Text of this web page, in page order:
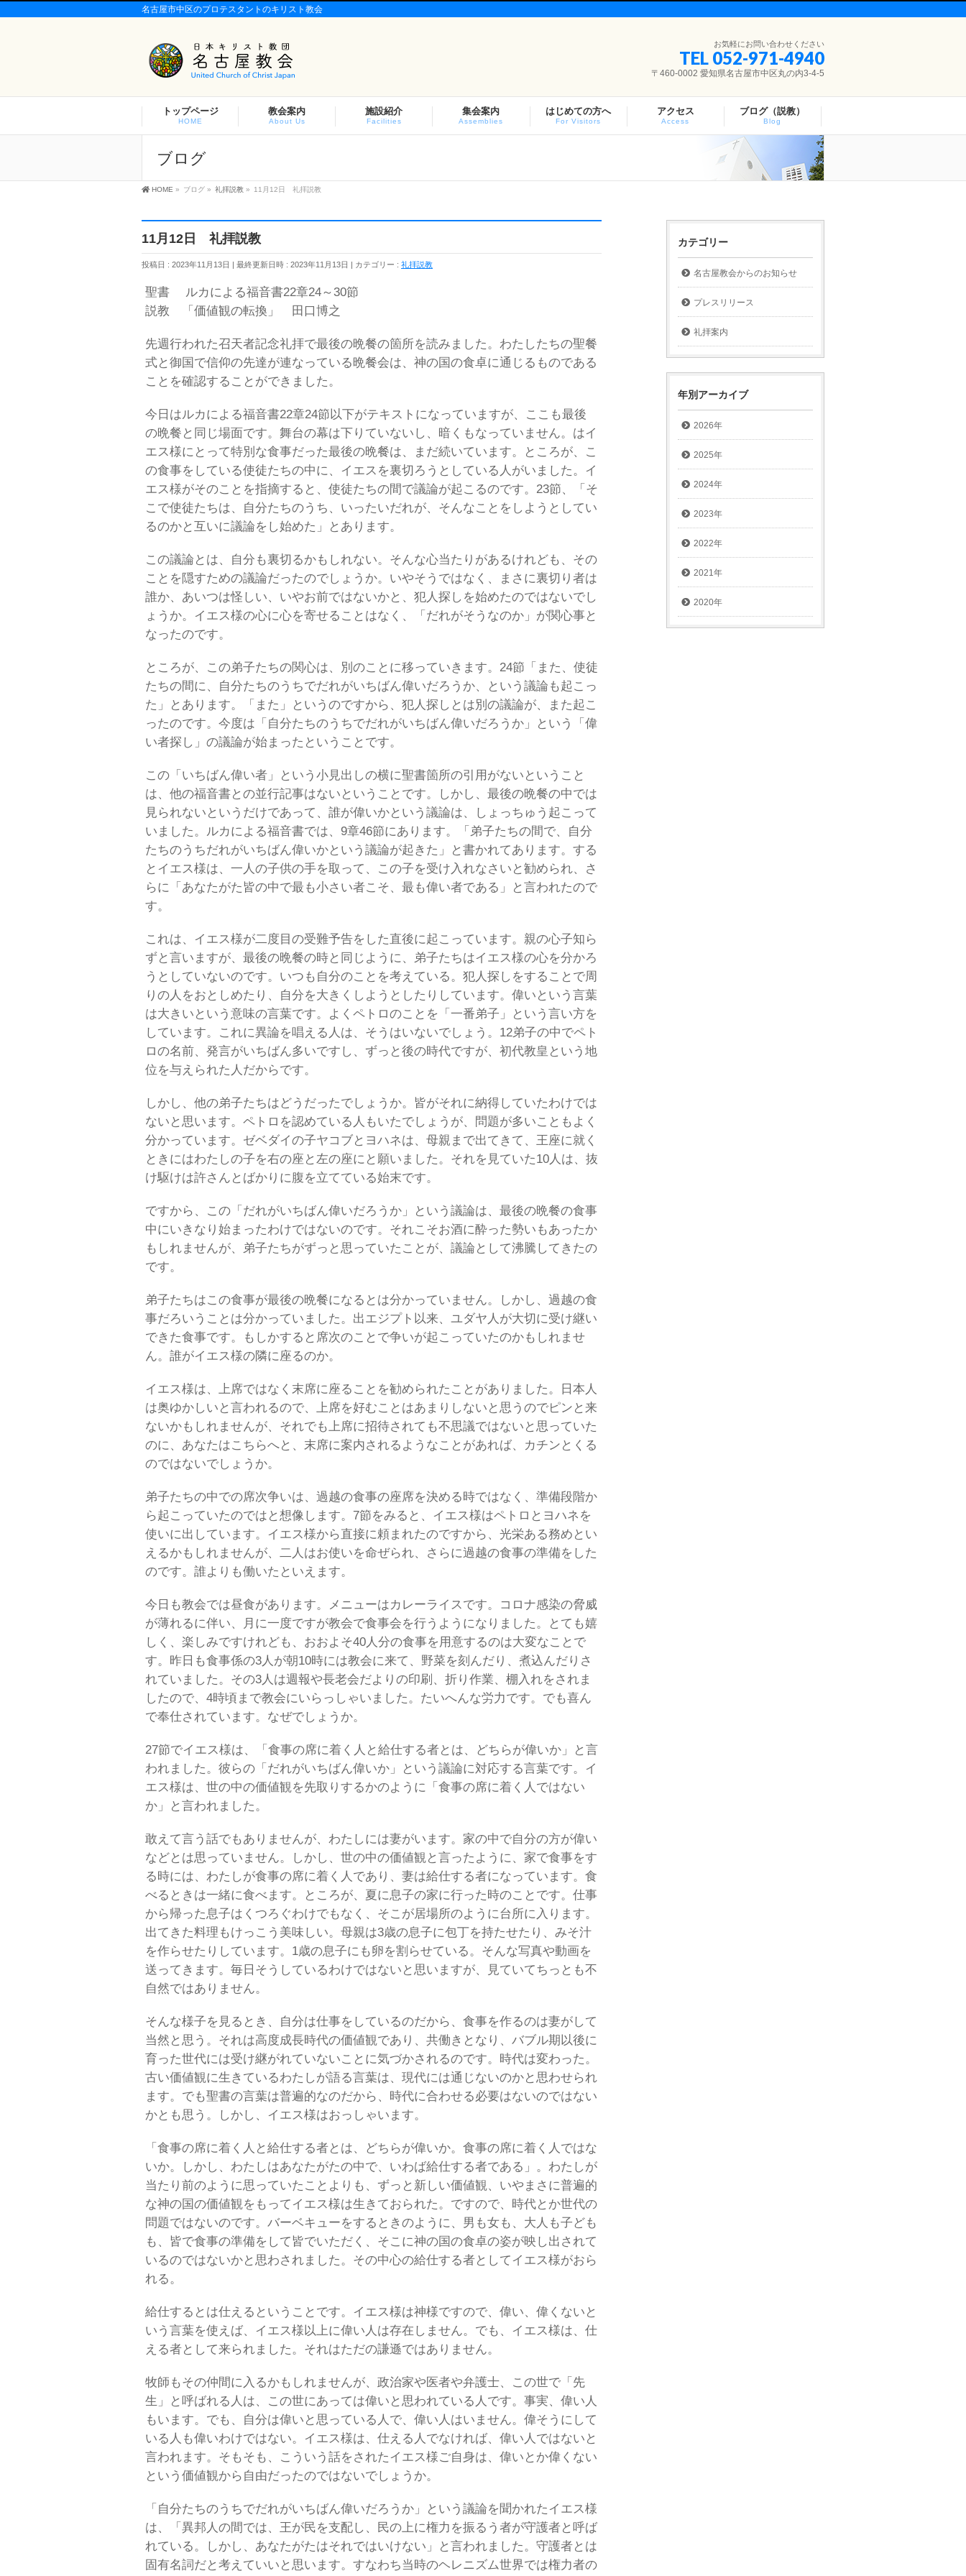
名古屋市中区のプロテスタントのキリスト教会
お気軽にお問い合わせください
TEL 052-971-4940
〒460-0002 愛知県名古屋市中区丸の内3-4-5
トップページ
HOME
教会案内
About Us
施設紹介
Facilities
集会案内
Assemblies
はじめての方へ
For Visitors
アクセス
Access
ブログ（説教）
Blog
ブログ
HOME » ブログ » 礼拝説教 » 11月12日 礼拝説教
11月12日 礼拝説教
投稿日 : 2023年11月13日 最終更新日時 : 2023年11月13日 カテゴリー : 礼拝説教
聖書 ルカによる福音書22章24～30節
説教 「価値観の転換」 田口博之
先週行われた召天者記念礼拝で最後の晩餐の箇所を読みました。わたしたちの聖餐
式と御国で信仰の先達が連なっている晩餐会は、神の国の食卓に通じるものである
ことを確認することができました。
今日はルカによる福音書22章24節以下がテキストになっていますが、ここも最後
の晩餐と同じ場面です。舞台の幕は下りていないし、暗くもなっていません。はイ
エス様にとって特別な食事だった最後の晩餐は、まだ続いています。ところが、こ
の食事をしている使徒たちの中に、イエスを裏切ろうとしている人がいました。イ
エス様がそのことを指摘すると、使徒たちの間で議論が起こるのです。23節、「そ
こで使徒たちは、自分たちのうち、いったいだれが、そんなことをしようとしてい
るのかと互いに議論をし始めた」とあります。
この議論とは、自分も裏切るかもしれない。そんな心当たりがあるけれども、その
ことを隠すための議論だったのでしょうか。いやそうではなく、まさに裏切り者は
誰か、あいつは怪しい、いやお前ではないかと、犯人探しを始めたのではないでし
ょうか。イエス様の心に心を寄せることはなく、「だれがそうなのか」が関心事と
なったのです。
ところが、この弟子たちの関心は、別のことに移っていきます。24節「また、使徒
たちの間に、自分たちのうちでだれがいちばん偉いだろうか、という議論も起こっ
た」とあります。「また」というのですから、犯人探しとは別の議論が、また起こ
ったのです。今度は「自分たちのうちでだれがいちばん偉いだろうか」という「偉
い者探し」の議論が始まったということです。
この「いちばん偉い者」という小見出しの横に聖書箇所の引用がないということ
は、他の福音書との並行記事はないということです。しかし、最後の晩餐の中では
見られないというだけであって、誰が偉いかという議論は、しょっちゅう起こって
いました。ルカによる福音書では、9章46節にあります。「弟子たちの間で、自分
たちのうちだれがいちばん偉いかという議論が起きた」と書かれてあります。する
とイエス様は、一人の子供の手を取って、この子を受け入れなさいと勧められ、さ
らに「あなたがた皆の中で最も小さい者こそ、最も偉い者である」と言われたので
す。
これは、イエス様が二度目の受難予告をした直後に起こっています。親の心子知ら
ずと言いますが、最後の晩餐の時と同じように、弟子たちはイエス様の心を分かろ
うとしていないのです。いつも自分のことを考えている。犯人探しをすることで周
りの人をおとしめたり、自分を大きくしようとしたりしています。偉いという言葉
は大きいという意味の言葉です。よくペトロのことを「一番弟子」という言い方を
しています。これに異論を唱える人は、そうはいないでしょう。12弟子の中でペト
ロの名前、発言がいちばん多いですし、ずっと後の時代ですが、初代教皇という地
位を与えられた人だからです。
しかし、他の弟子たちはどうだったでしょうか。皆がそれに納得していたわけでは
ないと思います。ペトロを認めている人もいたでしょうが、問題が多いこともよく
分かっています。ゼベダイの子ヤコブとヨハネは、母親まで出てきて、王座に就く
ときにはわたしの子を右の座と左の座にと願いました。それを見ていた10人は、抜
け駆けは許さんとばかりに腹を立てている始末です。
ですから、この「だれがいちばん偉いだろうか」という議論は、最後の晩餐の食事
中にいきなり始まったわけではないのです。それこそお酒に酔った勢いもあったか
もしれませんが、弟子たちがずっと思っていたことが、議論として沸騰してきたの
です。
弟子たちはこの食事が最後の晩餐になるとは分かっていません。しかし、過越の食
事だろいうことは分かっていました。出エジプト以来、ユダヤ人が大切に受け継い
できた食事です。もしかすると席次のことで争いが起こっていたのかもしれませ
ん。誰がイエス様の隣に座るのか。
イエス様は、上席ではなく末席に座ることを勧められたことがありました。日本人
は奥ゆかしいと言われるので、上席を好むことはあまりしないと思うのでピンと来
ないかもしれませんが、それでも上席に招待されても不思議ではないと思っていた
のに、あなたはこちらへと、末席に案内されるようなことがあれば、カチンとくる
のではないでしょうか。
弟子たちの中での席次争いは、過越の食事の座席を決める時ではなく、準備段階か
ら起こっていたのではと想像します。7節をみると、イエス様はペトロとヨハネを
使いに出しています。イエス様から直接に頼まれたのですから、光栄ある務めとい
えるかもしれませんが、二人はお使いを命ぜられ、さらに過越の食事の準備をした
のです。誰よりも働いたといえます。
今日も教会では昼食があります。メニューはカレーライスです。コロナ感染の脅威
が薄れるに伴い、月に一度ですが教会で食事会を行うようになりました。とても嬉
しく、楽しみですけれども、おおよそ40人分の食事を用意するのは大変なことで
す。昨日も食事係の3人が朝10時には教会に来て、野菜を刻んだり、煮込んだりさ
れていました。その3人は週報や長老会だよりの印刷、折り作業、棚入れをされま
したので、4時頃まで教会にいらっしゃいました。たいへんな労力です。でも喜ん
で奉仕されています。なぜでしょうか。
27節でイエス様は、「食事の席に着く人と給仕する者とは、どちらが偉いか」と言
われました。彼らの「だれがいちばん偉いか」という議論に対応する言葉です。イ
エス様は、世の中の価値観を先取りするかのように「食事の席に着く人ではない
か」と言われました。
敢えて言う話でもありませんが、わたしには妻がいます。家の中で自分の方が偉い
などとは思っていません。しかし、世の中の価値観と言ったように、家で食事をす
る時には、わたしが食事の席に着く人であり、妻は給仕する者になっています。食
べるときは一緒に食べます。ところが、夏に息子の家に行った時のことです。仕事
から帰った息子はくつろぐわけでもなく、そこが居場所のように台所に入ります。
出てきた料理もけっこう美味しい。母親は3歳の息子に包丁を持たせたり、みそ汁
を作らせたりしています。1歳の息子にも卵を割らせている。そんな写真や動画を
送ってきます。毎日そうしているわけではないと思いますが、見ていてちっとも不
自然ではありません。
そんな様子を見るとき、自分は仕事をしているのだから、食事を作るのは妻がして
当然と思う。それは高度成長時代の価値観であり、共働きとなり、バブル期以後に
育った世代には受け継がれていないことに気づかされるのです。時代は変わった。
古い価値観に生きているわたしが語る言葉は、現代には通じないのかと思わせられ
ます。でも聖書の言葉は普遍的なのだから、時代に合わせる必要はないのではない
かとも思う。しかし、イエス様はおっしゃいます。
「食事の席に着く人と給仕する者とは、どちらが偉いか。食事の席に着く人ではな
いか。しかし、わたしはあなたがたの中で、いわば給仕する者である」。わたしが
当たり前のように思っていたことよりも、ずっと新しい価値観、いやまさに普遍的
な神の国の価値観をもってイエス様は生きておられた。ですので、時代とか世代の
問題ではないのです。バーベキューをするときのように、男も女も、大人も子ども
も、皆で食事の準備をして皆でいただく、そこに神の国の食卓の姿が映し出されて
いるのではないかと思わされました。その中心の給仕する者としてイエス様がおら
れる。
給仕するとは仕えるということです。イエス様は神様ですので、偉い、偉くないと
いう言葉を使えば、イエス様以上に偉い人は存在しません。でも、イエス様は、仕
える者として来られました。それはただの謙遜ではありません。
牧師もその仲間に入るかもしれませんが、政治家や医者や弁護士、この世で「先
生」と呼ばれる人は、この世にあっては偉いと思われている人です。事実、偉い人
もいます。でも、自分は偉いと思っている人で、偉い人はいません。偉そうにして
いる人も偉いわけではない。イエス様は、仕える人でなければ、偉い人ではないと
言われます。そもそも、こういう話をされたイエス様ご自身は、偉いとか偉くない
という価値観から自由だったのではないでしょうか。
「自分たちのうちでだれがいちばん偉いだろうか」という議論を聞かれたイエス様
は、「異邦人の間では、王が民を支配し、民の上に権力を振るう者が守護者と呼ば
れている。しかし、あなたがたはそれではいけない」と言われました。守護者とは
固有名詞だと考えていいと思います。すなわち当時のヘレニズム世界では権力者の
カテゴリー
名古屋教会からのお知らせ
プレスリリース
礼拝案内
年別アーカイブ
2026年
2025年
2024年
2023年
2022年
2021年
2020年